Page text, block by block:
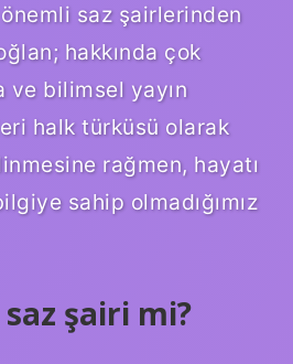
önemli saz şairlerinden
hakkında çok
ve bilimsel yayın
halk türküsü olarak
rağmen, hayatı
sahip olmadığımız
saz şairi mi?